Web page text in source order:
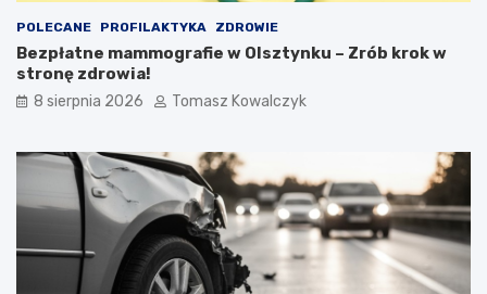
POLECANE PROFILAKTYKA ZDROWIE
Bezpłatne mammografie w Olsztynku – Zrób krok w
stronę zdrowia!
8 sierpnia 2026 Tomasz Kowalczyk